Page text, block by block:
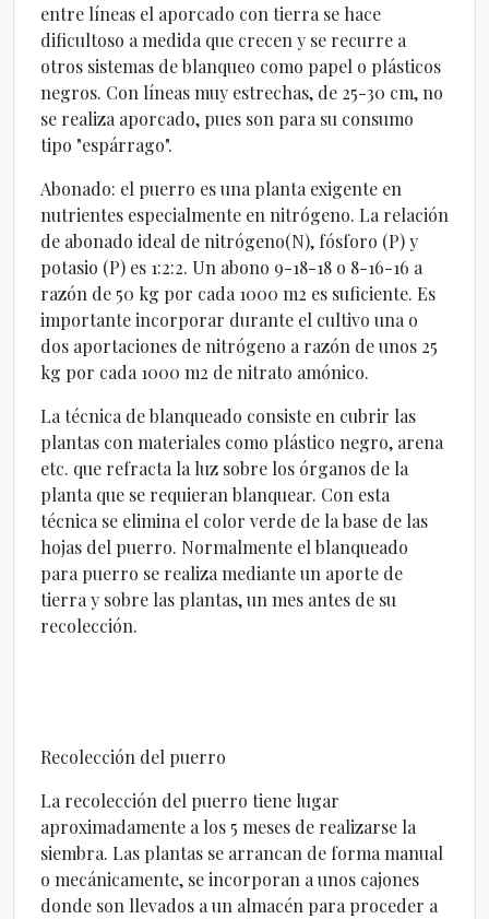
entre líneas el aporcado con tierra se hace
dificultoso a medida que crecen y se recurre a
otros sistemas de blanqueo como papel o plásticos
negros. Con líneas muy estrechas, de 25-30 cm, no
se realiza aporcado, pues son para su consumo
tipo "espárrago".
Abonado: el puerro es una planta exigente en
nutrientes especialmente en nitrógeno. La relación
de abonado ideal de nitrógeno(N), fósforo (P) y
potasio (P) es 1:2:2. Un abono 9-18-18 o 8-16-16 a
razón de 50 kg por cada 1000 m2 es suficiente. Es
importante incorporar durante el cultivo una o
dos aportaciones de nitrógeno a razón de unos 25
kg por cada 1000 m2 de nitrato amónico.
La técnica de blanqueado consiste en cubrir las
plantas con materiales como plástico negro, arena
etc. que refracta la luz sobre los órganos de la
planta que se requieran blanquear. Con esta
técnica se elimina el color verde de la base de las
hojas del puerro. Normalmente el blanqueado
para puerro se realiza mediante un aporte de
tierra y sobre las plantas, un mes antes de su
recolección.
Recolección del puerro
La recolección del puerro tiene lugar
aproximadamente a los 5 meses de realizarse la
siembra. Las plantas se arrancan de forma manual
o mecánicamente, se incorporan a unos cajones
donde son llevados a un almacén para proceder a